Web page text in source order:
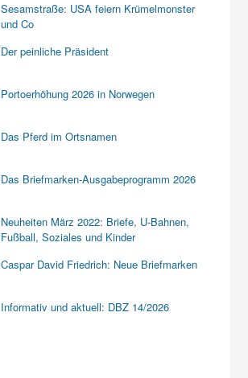
Sesamstraße: USA feiern Krümelmonster
und Co
Der peinliche Präsident
Portoerhöhung 2026 in Norwegen
Das Pferd im Ortsnamen
Das Briefmarken-Ausgabeprogramm 2026
Neuheiten März 2022: Briefe, U-Bahnen,
Fußball, Soziales und Kinder
Caspar David Friedrich: Neue Briefmarken
Informativ und aktuell: DBZ 14/2026